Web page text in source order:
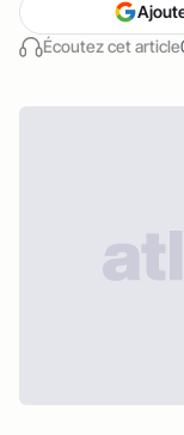
Écoutez cet article